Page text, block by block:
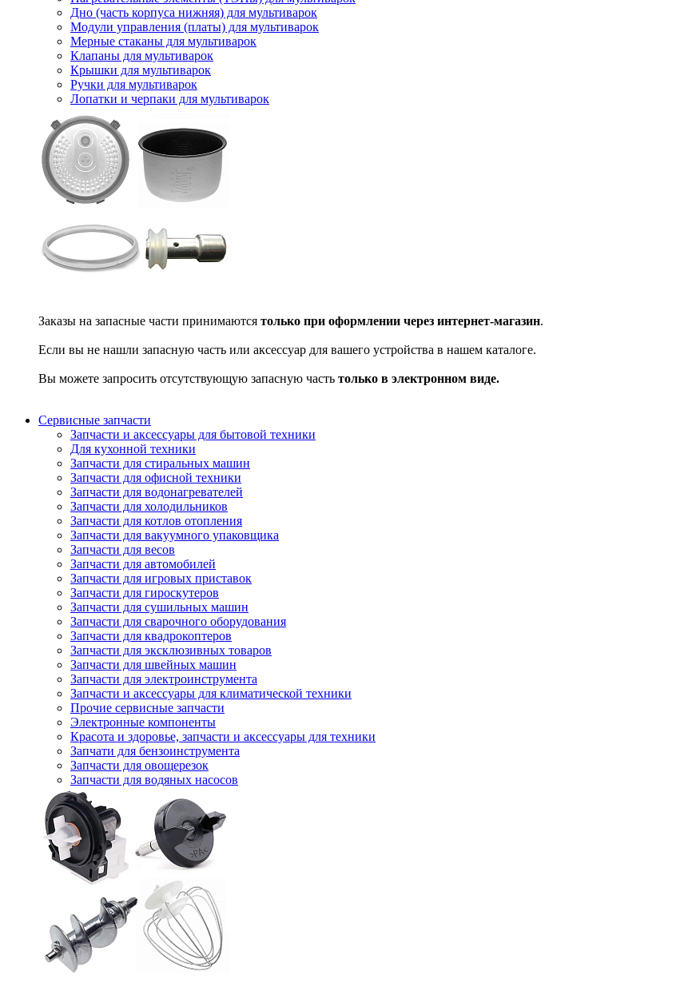
Дно (часть корпуса нижняя) для мультиварок
Модули управления (платы) для мультиварок
Мерные стаканы для мультиварок
Клапаны для мультиварок
Крышки для мультиварок
Ручки для мультиварок
Лопатки и черпаки для мультиварок
Заказы на запасные части принимаются только при оформлении через интернет-магазин.
Если вы не нашли запасную часть или аксессуар для вашего устройства в нашем каталоге.
Вы можете запросить отсутствующую запасную часть только в электронном виде.
Сервисные запчасти
Запчасти и аксессуары для бытовой техники
Для кухонной техники
Запчасти для стиральных машин
Запчасти для офисной техники
Запчасти для водонагревателей
Запчасти для холодильников
Запчасти для котлов отопления
Запчасти для вакуумного упаковщика
Запчасти для весов
Запчасти для автомобилей
Запчасти для игровых приставок
Запчасти для гироскутеров
Запчасти для сушильных машин
Запчасти для сварочного оборудования
Запчасти для квадрокоптеров
Запчасти для эксклюзивных товаров
Запчасти для швейных машин
Запчасти для электроинструмента
Запчасти и аксессуары для климатической техники
Прочие сервисные запчасти
Электронные компоненты
Красота и здоровье, запчасти и аксессуары для техники
Запчати для бензоинструмента
Запчасти для овощерезок
Запчасти для водяных насосов